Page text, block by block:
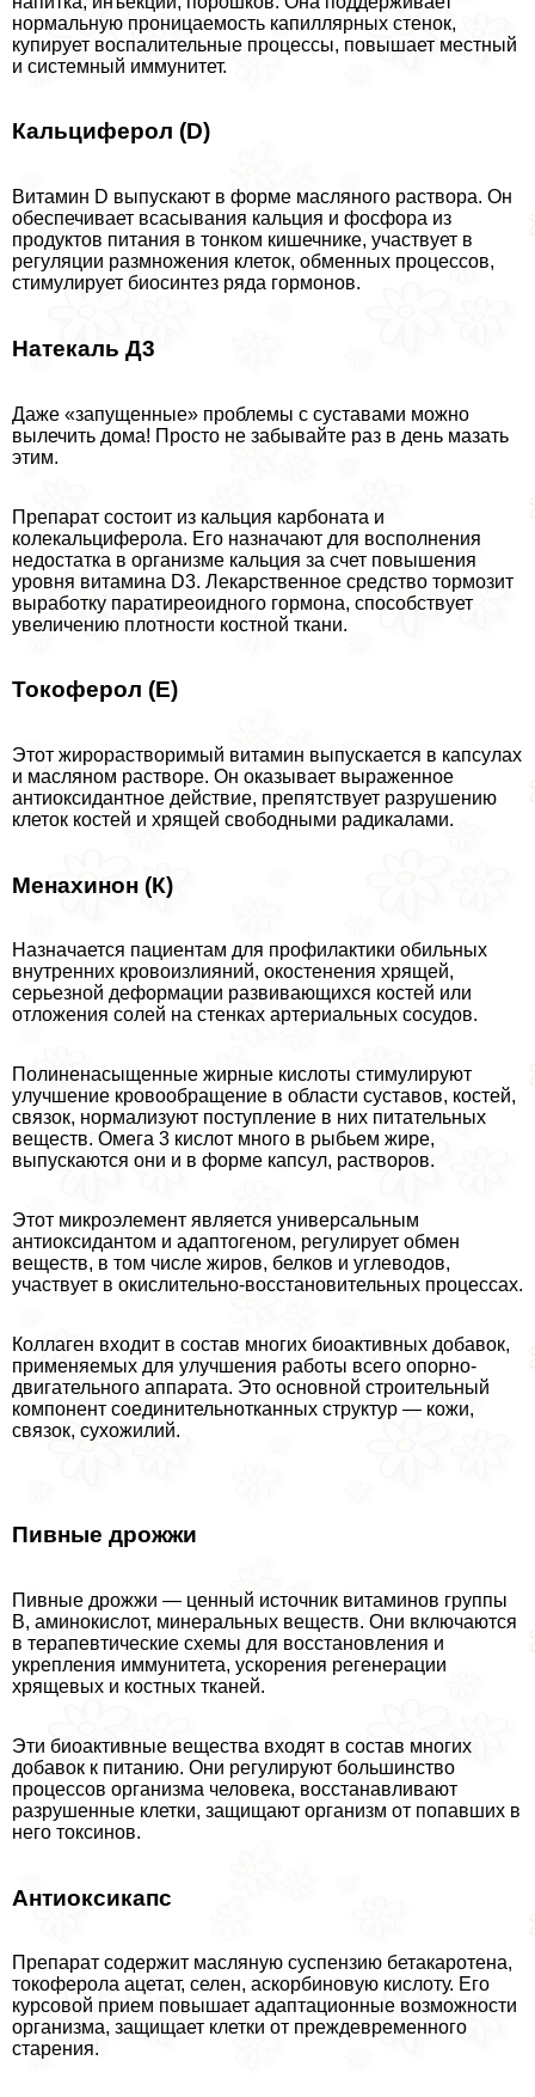
нормальную проницаемость капиллярных стенок,
купирует воспалительные процессы, повышает местный
и системный иммунитет.
Кальциферол (D)
Витамин D выпускают в форме масляного раствора. Он
обеспечивает всасывания кальция и фосфора из
продуктов питания в тонком кишечнике, участвует в
регуляции размножения клеток, обменных процессов,
стимулирует биосинтез ряда гормонов.
Натекаль Д3
Даже «запущенные» проблемы с суставами можно
вылечить дома! Просто не забывайте раз в день мазать
этим.
Препарат состоит из кальция карбоната и
колекальциферола. Его назначают для восполнения
недостатка в организме кальция за счет повышения
уровня витамина D3. Лекарственное средство тормозит
выработку паратиреоидного гормона, способствует
увеличению плотности костной ткани.
Токоферол (Е)
Этот жирорастворимый витамин выпускается в капсулах
и масляном растворе. Он оказывает выраженное
антиоксидантное действие, препятствует разрушению
клеток костей и хрящей свободными радикалами.
Менахинон (К)
Назначается пациентам для профилактики обильных
внутренних кровоизлияний, окостенения хрящей,
серьезной деформации развивающихся костей или
отложения солей на стенках артериальных сосудов.
Полиненасыщенные жирные кислоты стимулируют
улучшение кровообращение в области суставов, костей,
связок, нормализуют поступление в них питательных
веществ. Омега 3 кислот много в рыбьем жире,
выпускаются они и в форме капсул, растворов.
Этот микроэлемент является универсальным
антиоксидантом и адаптогеном, регулирует обмен
веществ, в том числе жиров, белков и углеводов,
участвует в окислительно-восстановительных процессах.
Коллаген входит в состав многих биоактивных добавок,
применяемых для улучшения работы всего опopно-
двигательного аппарата. Это основной строительный
компонент соединительнотканных структур — кожи,
связок, сухожилий.
Пивные дрожжи
Пивные дрожжи — ценный источник витаминов группы
B, аминокислот, минеральных веществ. Они включаются
в терапевтические схемы для восстановления и
укрепления иммунитета, ускорения регенерации
хрящевых и костных тканей.
Эти биоактивные вещества входят в состав многих
добавок к питанию. Они регулируют большинство
процессов организма человека, восстанавливают
разрушенные клетки, защищают организм от попавших в
него токсинов.
Антиоксикапс
Препарат содержит масляную суспензию бетакаротена,
токоферола ацетат, селен, аскорбиновую кислоту. Его
курсовой прием повышает адаптационные возможности
организма, защищает клетки от преждевременного
старения.